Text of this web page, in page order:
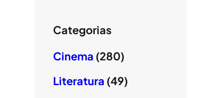
Categorias
Cinema (280)
Literatura (49)